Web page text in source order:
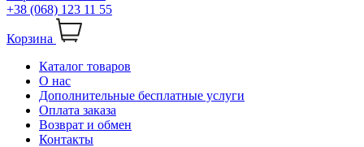
+38 (068) 123 11 55
Корзина
Каталог товаров
О нас
Дополнительные бесплатные услуги
Оплата заказа
Возврат и обмен
Контакты